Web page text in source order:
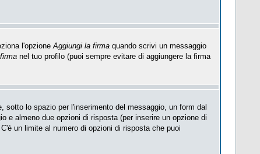
l'opzioneAggiungi la firmaquando scrivi un messaggio
nel tuo profilo (puoi sempre evitare di aggiungere la firma
lo spazio per l'inserimento del messaggio, un form dal
e almeno due opzioni di risposta (per inserire un opzione di
un limite al numero di opzioni di risposta che puoi